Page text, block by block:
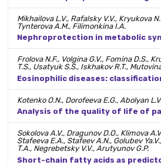
Mikhailova L.V., Rafalsky V.V., Kryukova
Tynterova A.M., Filimonkina I.A.
Nephroprotection in metabolic
Frolova N.F., Volgina G.V., Fomina D.S.,
T.S., Usatyuk S.S., Iskhakov R.T.,
Eosinophilic diseases:
Kotenko O.N., Dorofeeva E.G., Abolyan
Analysis of the quality of life of
Sokolova A.V., Dragunov D.O., Klimova
Stafeeva E.A., Stafeev A.N., Golubev
T.A., Negrebetsky V.V., Arutyunov G.P.
Short-chain fatty acids as